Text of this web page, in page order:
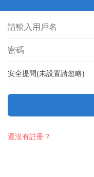
安全提問(未設置請忽略)
還沒有註冊？